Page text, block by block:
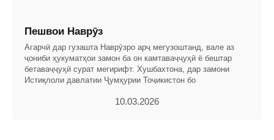
Пешвои Наврӯз
Агарчӣ дар гузашта Наврӯзро арҷ мегузоштанд, вале аз
ҷониби ҳукуматҳои замон ба он камтаваҷҷуҳӣ ё бештар
бетаваҷҷуҳӣ сурат мегирифт. Хушбахтона, дар замони
Истиқлоли давлатии Ҷумҳурии Тоҷикистон бо
10.03.2026